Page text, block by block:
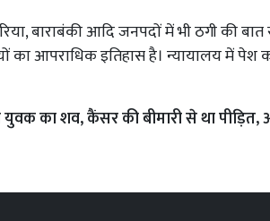
बाराबंकी आदि जनपदों में भी ठगी की बात
का आपराधिक इतिहास है। न्यायालय में
का शव, कैंसर की बीमारी से था पीड़ित,